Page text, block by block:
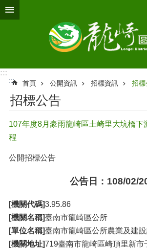
跳到主要內容區塊
:::
:::
首頁 公開資訊 招標資訊 招標
招標公告
107年度8月豪雨龍崎區土崎里大坑橋下
程
公開招標公告
公告日：108/02/
[機關代碼]3.95.86
[機關名稱]臺南市龍崎區公所
[單位名稱]臺南市龍崎區公所農業及建
[機關地址]719臺南市龍崎區崎頂里新市